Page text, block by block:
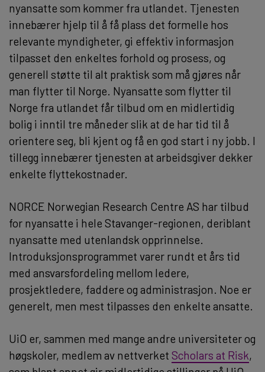
nyansatte som kommer fra utlandet. Tjenesten
innebærer hjelp til å få plass det formelle hos
relevante myndigheter, gi effektiv informasjon
tilpasset den enkeltes forhold og prosess, og
generell støtte til alt praktisk som må gjøres når
man flytter til Norge. Nyansatte som flytter til
Norge fra utlandet får tilbud om en midlertidig
bolig i inntil tre måneder slik at de har tid til å
orientere seg, bli kjent og få en god start i ny jobb. I
tillegg innebærer tjenesten at arbeidsgiver dekker
enkelte flyttekostnader.
NORCE Norwegian Research Centre AS har tilbud
for nyansatte i hele Stavanger-regionen, deriblant
nyansatte med utenlandsk opprinnelse.
Introduksjonsprogrammet varer rundt et års tid
med ansvarsfordeling mellom ledere,
prosjektledere, faddere og administrasjon. Noe er
generelt, men mest tilpasses den enkelte ansatte.
UiO er, sammen med mange andre universiteter og
høgskoler, medlem av nettverket Scholars at Risk,